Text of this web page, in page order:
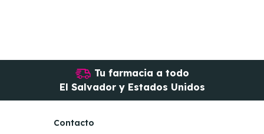
Tu farmacia a todo
El Salvador y Estados Unidos
Contacto